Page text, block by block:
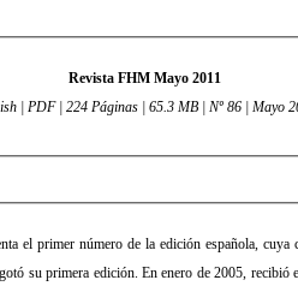
Revista FHM Mayo 2011
| PDF | 224 Páginas | 65.3 MB | Nº 86 | Mayo
el primer número de la edición española,
su primera edición. En enero de 2005,